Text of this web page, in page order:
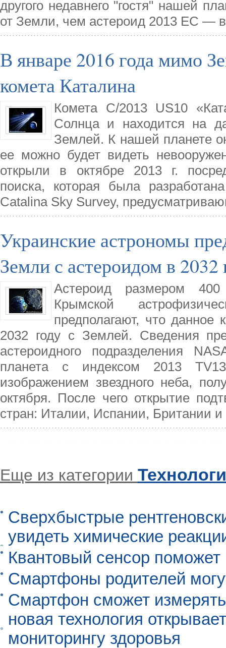
другого недавнего "гостя" нашей
от Земли, чем астероид 2013 EC —
В январе 2016 года мимо
комета Каталина
Комета C/2013 US10
Солнца и находится на
Землей. К нашей планете
ее можно будет видеть
открыли в октябре 2013 г.
поиска, которая была
Catalina Sky Survey,
Украинские астрономы
Земли с астероидом в 2032
Астероид размером
Крымской
предполагают, что данное
2032 году с Землей. Сведения
астероидного подразделения
планета с индексом 2013
изображением звездного неба,
октября. После чего открытие
стран: Италии, Испании, Британии и
Еще из категории
Сверхбыстрые
увидеть химические
Квантовый сенсор
Смартфоны родителей
Смартфон сможет
новая технология
мониторингу здоровья